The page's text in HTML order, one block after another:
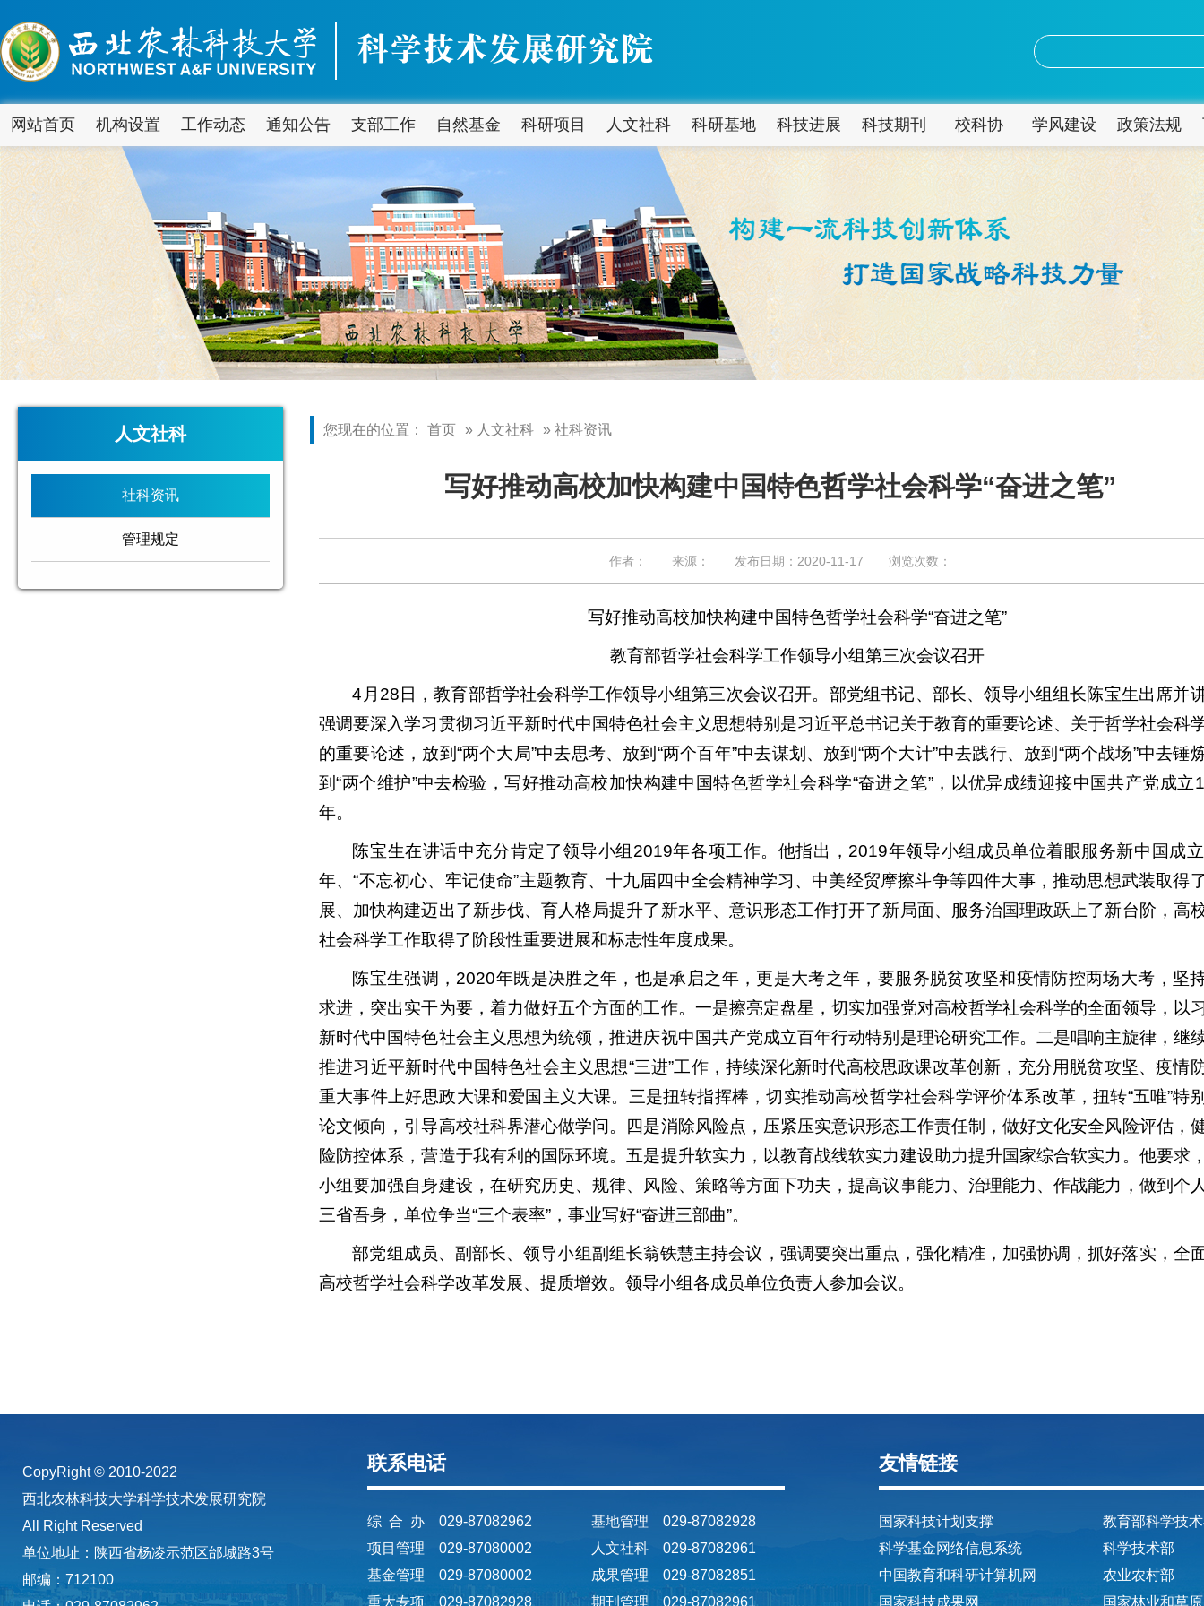
网站首页 机构设置 工作动态 通知公告 支部工作 自然基金 科研项目 人文社科 科研基地 科技进展 科技期刊 校科协 学风建设 政策法规
人文社科
社科资讯
管理规定
您现在的位置： 首页 » 人文社科 » 社科资讯
写好推动高校加快构建中国特色哲学社会科学“奋进之笔”
作者： 来源： 发布日期：2020-11-17 浏览次数：
写好推动高校加快构建中国特色哲学社会科学“奋进之笔”
教育部哲学社会科学工作领导小组第三次会议召开
4月28日，教育部哲学社会科学工作领导小组第三次会议召开。部党组书记、部长、领导小组组长陈宝生出席并
强调要深入学习贯彻习近平新时代中国特色社会主义思想特别是习近平总书记关于教育的重要论述、关于哲学社会科
的重要论述，放到“两个大局”中去思考、放到“两个百年”中去谋划、放到“两个大计”中去践行、放到“两个战场”中去锤
到“两个维护”中去检验，写好推动高校加快构建中国特色哲学社会科学“奋进之笔”，以优异成绩迎接中国共产党成立
年。
陈宝生在讲话中充分肯定了领导小组2019年各项工作。他指出，2019年领导小组成员单位着眼服务新中国成
年、“不忘初心、牢记使命”主题教育、十九届四中全会精神学习、中美经贸摩擦斗争等四件大事，推动思想武装取得
展、加快构建迈出了新步伐、育人格局提升了新水平、意识形态工作打开了新局面、服务治国理政跃上了新台阶，高
社会科学工作取得了阶段性重要进展和标志性年度成果。
陈宝生强调，2020年既是决胜之年，也是承启之年，更是大考之年，要服务脱贫攻坚和疫情防控两场大考，坚
求进，突出实干为要，着力做好五个方面的工作。一是擦亮定盘星，切实加强党对高校哲学社会科学的全面领导，以
新时代中国特色社会主义思想为统领，推进庆祝中国共产党成立百年行动特别是理论研究工作。二是唱响主旋律，继
推进习近平新时代中国特色社会主义思想“三进”工作，持续深化新时代高校思政课改革创新，充分用脱贫攻坚、疫情
重大事件上好思政大课和爱国主义大课。三是扭转指挥棒，切实推动高校哲学社会科学评价体系改革，扭转“五唯”特
论文倾向，引导高校社科界潜心做学问。四是消除风险点，压紧压实意识形态工作责任制，做好文化安全风险评估，
险防控体系，营造于我有利的国际环境。五是提升软实力，以教育战线软实力建设助力提升国家综合软实力。他要求
小组要加强自身建设，在研究历史、规律、风险、策略等方面下功夫，提高议事能力、治理能力、作战能力，做到个
三省吾身，单位争当“三个表率”，事业写好“奋进三部曲”。
部党组成员、副部长、领导小组副组长翁铁慧主持会议，强调要突出重点，强化精准，加强协调，抓好落实，全
高校哲学社会科学改革发展、提质增效。领导小组各成员单位负责人参加会议。
CopyRight © 2010-2022
西北农林科技大学科学技术发展研究院
All Right Reserved
单位地址：陕西省杨凌示范区邰城路3号
邮编：712100
联系电话
综 合 办 029-87082962
基地管理 029-87082928
项目管理 029-87080002
人文社科 029-87082961
基金管理 029-87080002
成果管理 029-87082851
重大专项 029-87082928
期刊管理 029-87082961
友情链接
国家科技计划支撑
教育部科学技
科学基金网络信息系统
科学技术部
中国教育和科研计算机网
农业农村部
国家科技成果网
国家林业和草